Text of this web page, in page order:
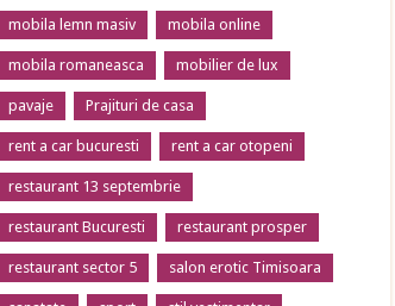
mobila lemn masiv mobila online
mobila romaneasca mobilier de lux
pavaje Prajituri de casa
rent a car bucuresti rent a car otopeni
restaurant 13 septembrie
restaurant Bucuresti restaurant prosper
restaurant sector 5 salon erotic Timisoara